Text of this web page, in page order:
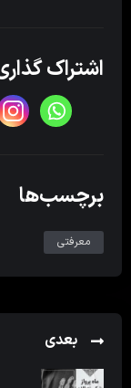
اشتراک
برچسب‌ها
معرفتی
بعدی